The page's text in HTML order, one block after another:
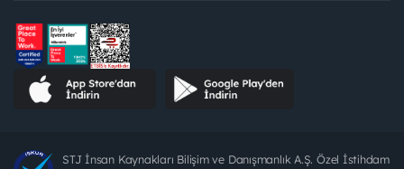
STJ İnsan Kaynakları Bilişim ve Danışmanlık A.Ş. Özel İstihdam